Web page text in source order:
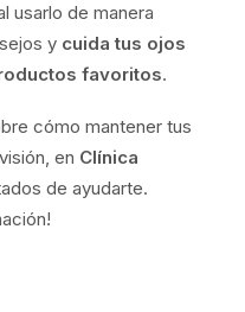
usarlo de manera
y cuida tus ojos
favoritos.
cómo mantener tus
en Clínica
de ayudarte.